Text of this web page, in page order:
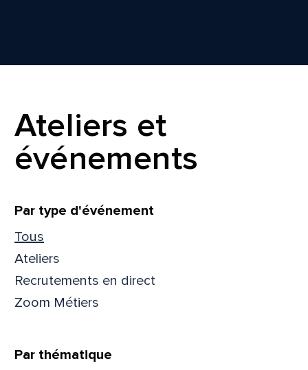
Ateliers et
événements
Filtrer
Par type d'événement
Tous
Ateliers
Recrutements en direct
Zoom Métiers
Par thématique